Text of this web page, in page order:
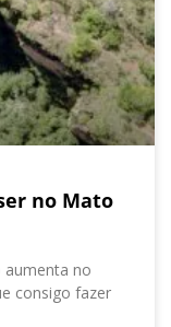
no Mato
aumenta no
consigo fazer